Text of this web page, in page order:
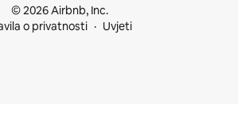
© 2026 Airbnb, Inc.
o privatnosti
Uvjeti